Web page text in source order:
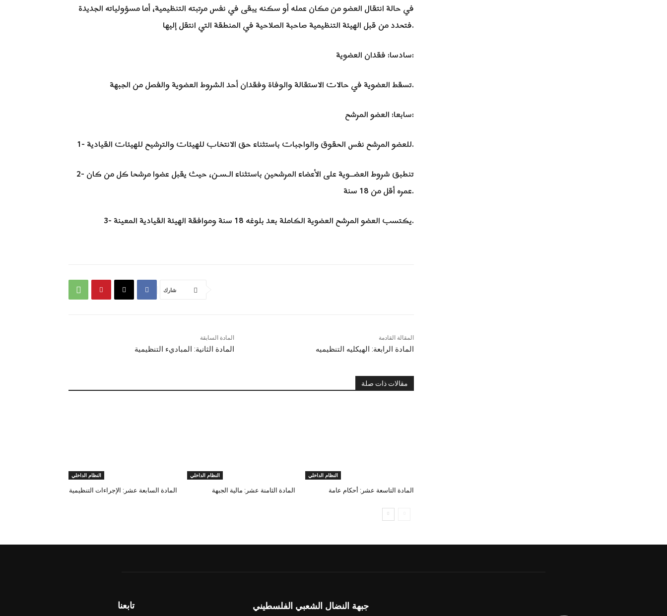
في حالة انتقال العضو من مكان عمله أو سكنه يبقى في نفس مرتبته التنظيمية، أما مسؤولياته الجديدة
فتحدد من قبل الهيئة التنظيمية صاحبة الصلاحية في المنطقة التي انتقل إليها.
سادسا: فقدان العضوية:
تسقط العضوية في حالات الاستقالة والوفاة وفقدان أحد الشروط العضوية والفصل من الجبهة.
سابعا: العضو المرشح:
1- للعضو المرشح نفس الحقوق والواجبات باستثناء حق الانتخاب للهيئات والترشيح للهيئات القيادية.
2- تنطبق شروط العضــوية على الأعضاء المرشحين باستثناء الـسـن، حيث يقبل عضوا مرشحا كل من كان
عمره أقل من 18 سنة.
3- يكتسب العضو المرشح العضوية الكاملة بعد بلوغه 18 سنة وموافقة الهيئة القيادية المعينة.
شارك
المادة السابقة
المادة الثانية: المباديء التنظيمية
المقالة القادمة
المادة الرابعة: الهيكليه التنظيميه
مقالات ذات صلة
النظام الداخلي
المادة التاسعة عشر: أحكام عامة
النظام الداخلي
المادة الثامنة عشر: مالية الجبهة
النظام الداخلي
المادة السابعة عشر: الإجراءات التنظيمية
تابعنا جبهة النضال الشعبي الفلسطيني